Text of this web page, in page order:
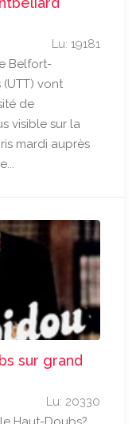
Lu: 19181
Belfort-
(UTT) vont
de
visible sur la
mardi auprès
sur grand
Lu: 20330